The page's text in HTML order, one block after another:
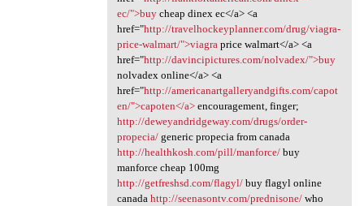
ec/">buycheap dinex ec</a> <a
href="http://travelhockeyplanner.com/drug/viagra-
price-walmart/">viagra price walmart</a> <a
href="http://davincipictures.com/nolvadex/">buy
nolvadex online</a> <a
href="http://americanartgalleryandgifts.com/capot
en/">capoten</a>encouragement, finger;
http://deweyandridgeway.com/drugs/order-
propecia/generic propecia from canada
http://healthkosh.com/pill/manforce/buy
manforce cheap 100mg
http://getfreshsd.com/flagyl/buy flagyl online
canada http://seenasontv.com/prednisone/who